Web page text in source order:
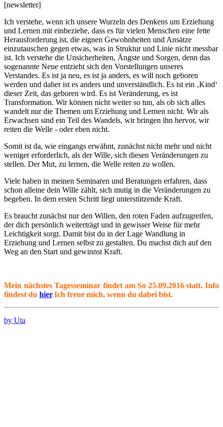
[newsletter]
Ich verstehe, wenn ich unsere Wurzeln des Denkens um Erziehung
und Lernen mit einbeziehe, dass es für vielen Menschen eine fette
Herausforderung ist, die eignen Gewohnheiten und Ansätze
einzutauschen gegen etwas, was in Struktur und Linie nicht messbar
ist. Ich verstehe die Unsicherheiten, Ängste und Sorgen, denn das
sogenannte Neue entzieht sich den Vorstellungen unseres
Verstandes. Es ist ja neu, es ist ja anders, es will noch geboren
werden und daher ist es anders und unverständlich. Es ist ein ‚Kind‘
dieser Zeit, das geboren wird. Es ist Veränderung, es ist
Transformation. Wir können nicht weiter so tun, als ob sich alles
wandelt nur die Themen um Erziehung und Lernen nicht. Wir als
Erwachsen sind ein Teil des Wandels, wir bringen ihn hervor, wir
reiten die Welle - oder eben nicht.
Somit ist da, wie eingangs erwähnt, zunächst nicht mehr und nicht
weniger erforderlich, als der Wille, sich diesen Veränderungen zu
stellen. Der Mut, zu lernen, die Welle reiten zu wollen.
Viele haben in meinen Seminaren und Beratungen erfahren, dass
schon alleine dein Wille zählt, sich mutig in die Veränderungen zu
begeben. In dem ersten Schritt liegt unterstützende Kraft.
Es braucht zunächst nur den Willen, den roten Faden aufzugreifen,
der dich persönlich weiterträgt und in gewisser Weise für mehr
Leichtigkeit sorgt. Damit bist du in der Lage Wandlung in
Erziehung und Lernen selbst zu gestalten. Du machst dich auf den
Weg an den Start und gewinnst Kraft.
Mein nächstes Tagesseminar findet am So 25.09.2016 statt. Info
findest du hier.Ich freue mich, wenn du dabei bist.
by Uta